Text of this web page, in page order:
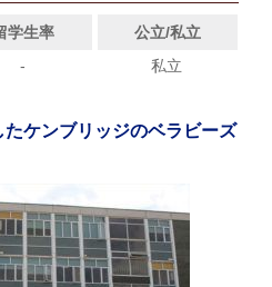
学生率
公立/私立
- 私立
ケンブリッジのベラビーズ